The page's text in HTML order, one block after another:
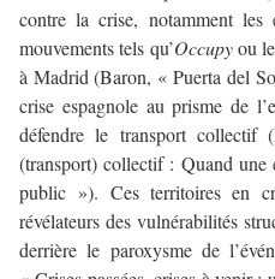
contre la crise, notamment les
mouvements tels qu’Occupyou
à Madrid (Baron, « Puerta del
crise espagnole au prisme de
défendre le transport
(transport) collectif : Quand
public »). Ces territoires en
révélateurs des vulnérabilités
derrière le paroxysme de